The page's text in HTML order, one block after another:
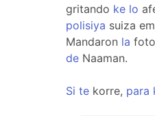
gritando ke lo
polisiya suiza
Mandaron la
de Naaman.
Si te korre, para